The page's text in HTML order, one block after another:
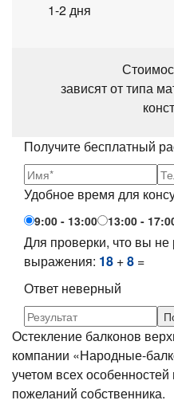
1-2 дня
зависят от типа
Получите бесплатный
Удобное время для
9:00 - 13:00 13:00 -
Для проверки, что вы не
выражения: 18 +8 =
Ответ неверный
Остекление балконов
компании «Народные-
учетом всех
пожеланий собственника.